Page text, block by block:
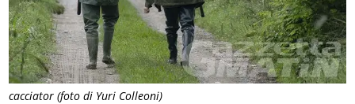
cacciator (foto di Yuri Colleoni)